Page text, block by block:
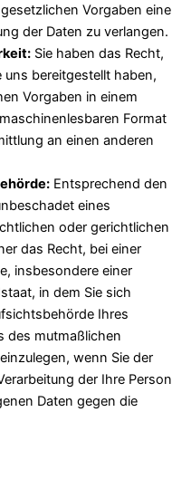
Vorgaben eine
der Daten zu verlangen.
Sie haben das Recht,
uns bereitgestellt haben,
Vorgaben in einem
Format
an einen anderen
Entsprechend den
eines
oder gerichtlichen
das Recht, bei einer
insbesondere einer
in dem Sie sich
Ihres
des mutmaßlichen
wenn Sie der
der Ihre Person
Daten gegen die